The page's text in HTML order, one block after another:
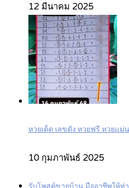
12 มีนาคม 2025
หวยเด็ด เลขดัง หวยฟรี หวยแ
10 กุมภาพันธ์ 2025